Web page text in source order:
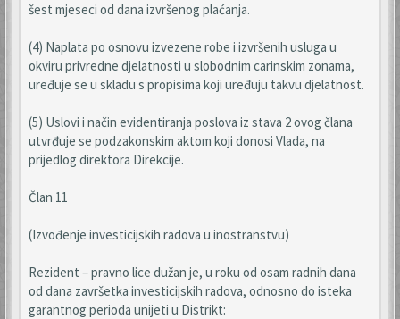
šest mjeseci od dana izvršenog plaćanja.
(4) Naplata po osnovu izvezene robe i izvršenih usluga u
okviru privredne djelatnosti u slobodnim carinskim zonama,
uređuje se u skladu s propisima koji uređuju takvu djelatnost.
(5) Uslovi i način evidentiranja poslova iz stava 2 ovog člana
utvrđuje se podzakonskim aktom koji donosi Vlada, na
prijedlog direktora Direkcije.
Član 11
(Izvođenje investicijskih radova u inostranstvu)
Rezident – pravno lice dužan je, u roku od osam radnih dana
od dana završetka investicijskih radova, odnosno do isteka
garantnog perioda unijeti u Distrikt: